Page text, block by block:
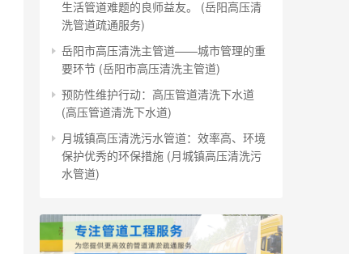
生活管道难题的良师益友。 (岳阳高压清
洗管道疏通服务)
岳阳市高压清洗主管道——城市管理的重
要环节 (岳阳市高压清洗主管道)
预防性维护行动：高压管道清洗下水道
(高压管道清洗下水道)
月城镇高压清洗污水管道：效率高、环境
保护优秀的环保措施 (月城镇高压清洗污
水管道)